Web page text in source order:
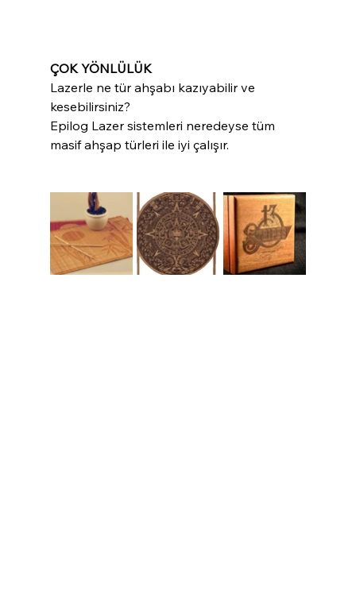
ÇOK YÖNLÜLÜK
Lazerle ne tür ahşabı kazıyabilir ve
kesebilirsiniz?
Epilog Lazer sistemleri neredeyse tüm
masif ahşap türleri ile iyi çalışır.